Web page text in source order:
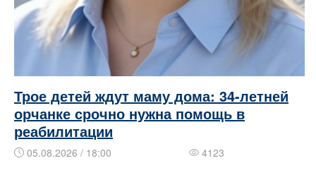
Трое детей ждут маму дома: 34-летней
орчанке срочно нужна помощь в
реабилитации
05.08.2026 / 18:00 4123